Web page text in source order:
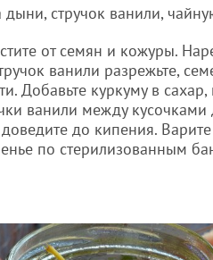
стручок ванили,
от семян и кожуры.
ванили разрежьте,
Добавьте куркуму в
ванили между кусочками
доведите до кипения.
по стерилизованным